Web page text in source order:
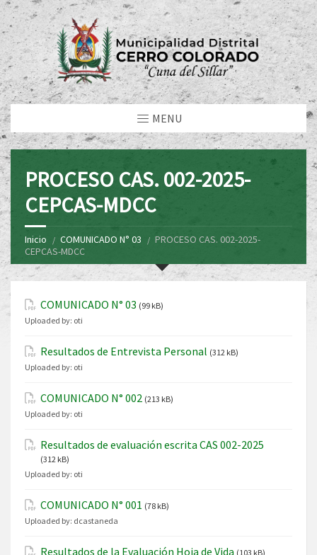
MENU
PROCESO CAS. 002-2025-
CEPCAS-MDCC
Inicio COMUNICADO N° 03
PROCESO CAS. 002-2025-
CEPCAS-MDCC
COMUNICADO N° 03 (99 kB)
Uploaded by: oti
Resultados de Entrevista Personal (312 kB)
Uploaded by: oti
COMUNICADO N° 002 (213 kB)
Uploaded by: oti
Resultados de evaluación escrita CAS 002-2025
(312 kB)
Uploaded by: oti
COMUNICADO N° 001 (78 kB)
Uploaded by: dcastaneda
Resultados de la Evaluación Hoja de Vida (103 kB)